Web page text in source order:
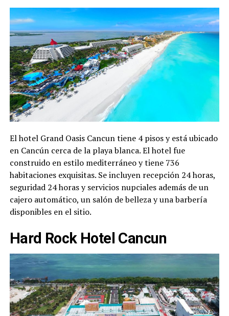
El hotel Grand Oasis Cancun tiene 4 pisos y está ubicado
en Cancún cerca de la playa blanca. El hotel fue
construido en estilo mediterráneo y tiene 736
habitaciones exquisitas. Se incluyen recepción 24 horas,
seguridad 24 horas y servicios nupciales además de un
cajero automático, un salón de belleza y una barbería
disponibles en el sitio.
Hard Rock Hotel Cancun